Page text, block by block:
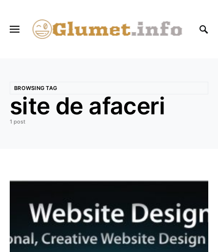
BROWSING TAG
site de afaceri
1 post